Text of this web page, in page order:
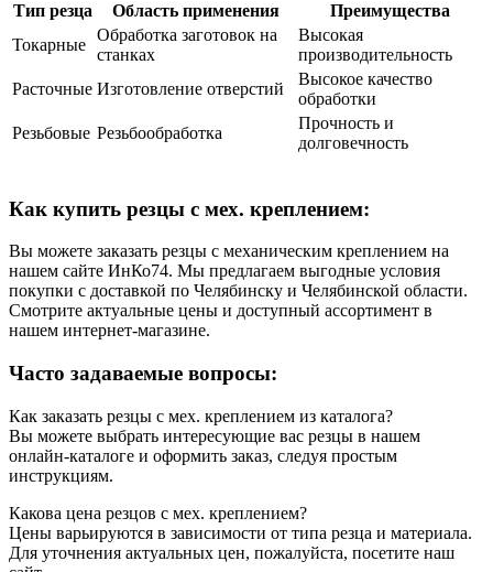
Тип резца Область применения
Преимущества
Токарные
Обработка заготовок на
станках
Высокая
производительность
Расточные Изготовление отверстий
Высокое качество
обработки
Резьбовые Резьбообработка
Прочность и
долговечность
Как купить резцы с мех. креплением:
Вы можете заказать резцы с механическим креплением на
нашем сайте ИнКо74. Мы предлагаем выгодные условия
покупки с доставкой по Челябинску и Челябинской области.
Смотрите актуальные цены и доступный ассортимент в
нашем интернет-магазине.
Часто задаваемые вопросы:
Как заказать резцы с мех. креплением из каталога?
Вы можете выбрать интересующие вас резцы в нашем
онлайн-каталоге и оформить заказ, следуя простым
инструкциям.
Какова цена резцов с мех. креплением?
Цены варьируются в зависимости от типа резца и материала.
Для уточнения актуальных цен, пожалуйста, посетите наш